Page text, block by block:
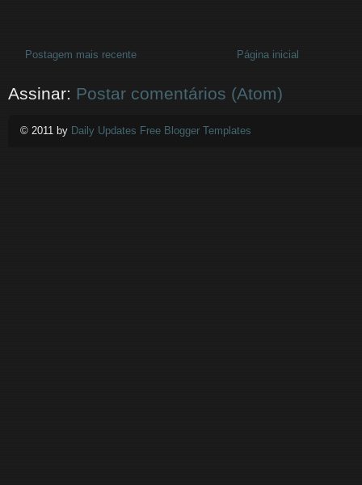
Postagem mais recente Página inicial
Assinar: Postar comentários (Atom)
© 2011 by Daily Updates Free Blogger Templates